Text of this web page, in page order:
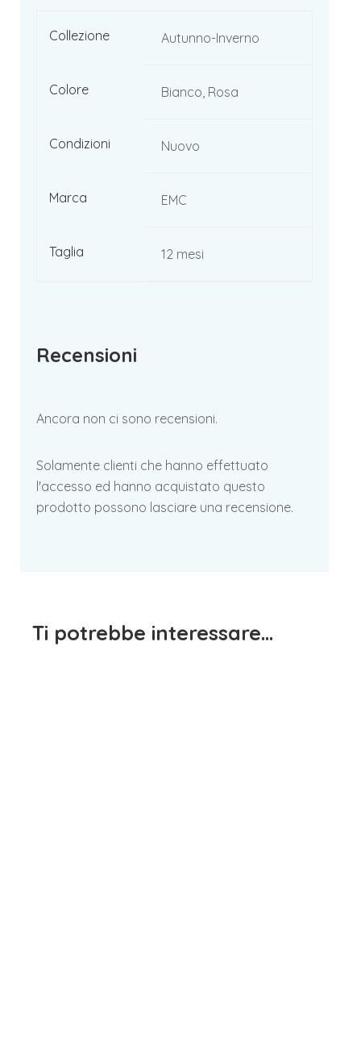
Collezione Autunno-Inverno
Colore Bianco, Rosa
Condizioni Nuovo
Marca EMC
Taglia 12 mesi
Recensioni
Ancora non ci sono recensioni.
Solamente clienti che hanno effettuato
l'accesso ed hanno acquistato questo
prodotto possono lasciare una recensione.
Ti potrebbe interessare…